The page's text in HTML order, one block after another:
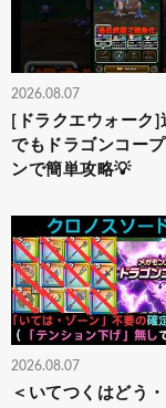
2026.08.07
[ドラクエウォーク]
でもドラゴンコー
ンで簡単攻略💡
2026.08.07
＜いてつくはどう